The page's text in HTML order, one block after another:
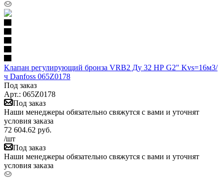
Клапан регулирующий бронза VRB2 Ду 32 НР G2" Kvs=16м3/
ч Danfoss 065Z0178
Под заказ
Арт.: 065Z0178
Под заказ
Наши менеджеры обязательно свяжутся с вами и уточнят
условия заказа
72 604.62 руб.
/шт
Под заказ
Наши менеджеры обязательно свяжутся с вами и уточнят
условия заказа